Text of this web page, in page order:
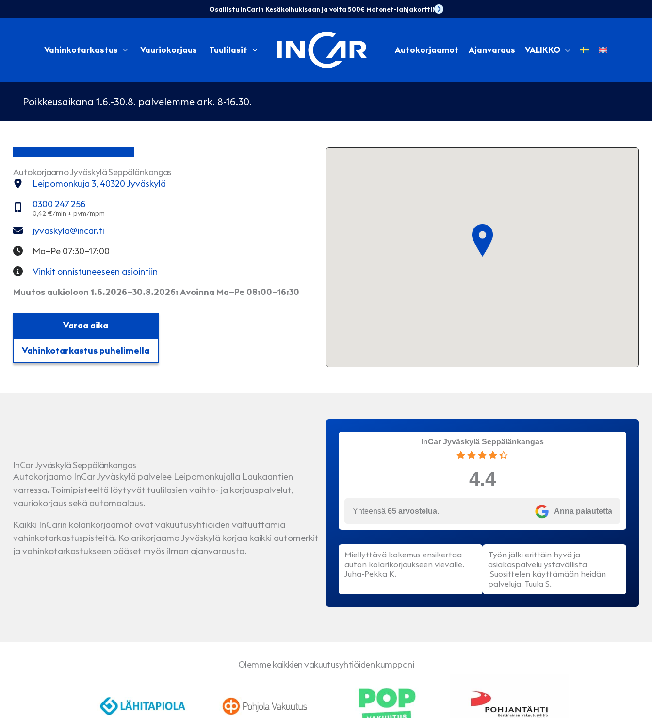
sisältöön
Osallistu InCarin Kesäkolhukisaan ja voita 500€ Motonet-lahjakortti!
Vahinkotarkastus Vauriokorjaus Tuulilasit Autokorjaamot Ajanvaraus VALIKKO
Poikkeusaikana 1.6.-30.8. palvelemme ark. 8-16.30.
Autokorjaamo Jyväskylä Seppälänkangas
Leipomonkuja 3, 40320 Jyväskylä
0300 247 256
jyvaskyla@incar.fi
Ma–Pe 07:30–17:00
Vinkit onnistuneeseen asiointiin
Muutos aukioloon 1.6.2026–30.8.2026: Avoinna Ma–Pe 08:00–16:30
Varaa aika
Vahinkotarkastus puhelimella
InCar Jyväskylä Seppälänkangas
Autokorjaamo InCar Jyväskylä palvelee Leipomonkujalla Laukaantien
varressa. Toimipisteeltä löytyvät tuulilasien vaihto- ja korjauspalvelut,
vauriokorjaus sekä automaalaus.
Kaikki InCarin kolarikorjaamot ovat vakuutusyhtiöiden valtuuttamia
vahinkotarkastuspisteitä. Kolarikorjaamo Jyväskylä korjaa kaikki automerkit
ja vahinkotarkastukseen pääset myös ilman ajanvarausta.
InCar Jyväskylä Seppälänkangas
4.4
Yhteensä 65 arvostelua. Anna palautetta
Miellyttävä kokemus ensikertaa
auton kolarikorjaukseen vievälle.
Juha-Pekka K.
Työn jälki erittäin hyvä ja
asiakaspalvelu ystävällistä
.Suosittelen käyttämään heidän
palveluja. Tuula S.
Olemme kaikkien vakuutusyhtiöiden kumppani
LähiTapiola Pohjola POP Vakuutus Pohjantähti